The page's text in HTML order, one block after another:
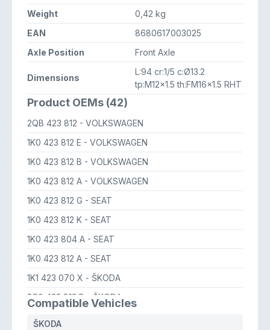
Weight
0,42 kg
EAN
8680617003025
Axle Position
Front Axle
Dimensions
L:94 cr:1/5 c:Ø13.2
tp:M12x1.5 th:FM16x1.5 RHT
Product OEMs (42)
2QB 423 812 - VOLKSWAGEN
1K0 423 812 E - VOLKSWAGEN
1K0 423 812 B - VOLKSWAGEN
1K0 423 812 A - VOLKSWAGEN
1K0 423 812 G - SEAT
1K0 423 812 K - SEAT
1K0 423 804 A - SEAT
1K0 423 812 A - SEAT
1K1 423 070 X - ŠKODA
3C0 423 812 B
- ŠKODA
1K0 423 812 C
Compatible Vehicles
ŠKODA